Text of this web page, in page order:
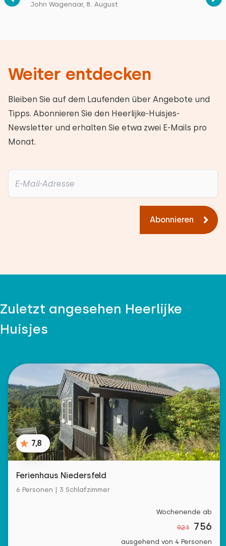
John Wagenaar, 8. August
Weiter entdecken
Bleiben Sie auf dem Laufenden über Angebote und
Tipps. Abonnieren Sie den Heerlijke-Huisjes-
Newsletter und erhalten Sie etwa zwei E-Mails pro
Monat.
Abonnieren
Zuletzt angesehen Heerlijke
Huisjes
7,8
Ferienhaus Niedersfeld
6 Personen | 3 Schlafzimmer
Wochenende ab
921 756
ausgehend von 4 Personen